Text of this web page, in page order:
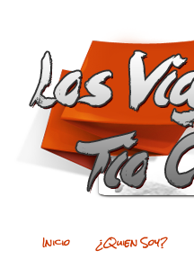
Inicio ¿Quien Soy?